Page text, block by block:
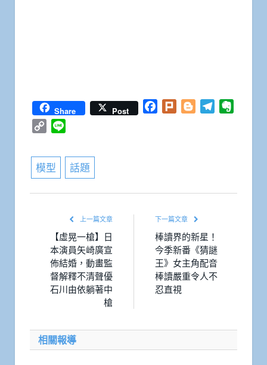
Share Post Facebook
Plurk BloggerTelegram
Copy
模型 話題
上一篇文章
【虛晃一槍】日
本演員矢崎廣宣
佈結婚，動畫監
督解釋不清聲優
石川由依躺著中
槍
下一篇文章
棒讀界的新星！
今季新番《猜謎
王》女主角配音
棒讀嚴重令人不
忍直視
相關報導